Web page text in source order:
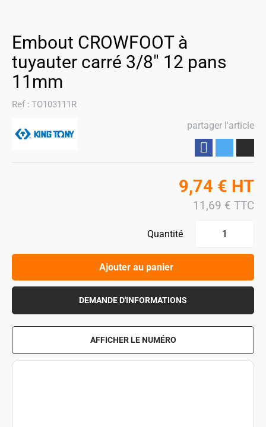
Embout CROWFOOT à
tuyauter carré 3/8" 12 pans
11mm
Ref : TO103111R
partager l'article
9,74 € HT
11,69 € TTC
Quantité
Ajouter au panier
DEMANDE D'INFORMATIONS
AFFICHER LE NUMÉRO